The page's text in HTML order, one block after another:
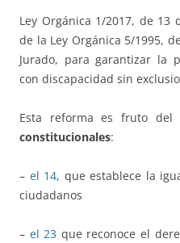
Ley Orgánica 1/2017, de 13
de la Ley Orgánica 5/1995,
Jurado, para garantizar la
con discapacidad sin
Esta reforma es fruto
constitucionales:
– el 14, que establece la
ciudadanos
– el 23 que reconoce el